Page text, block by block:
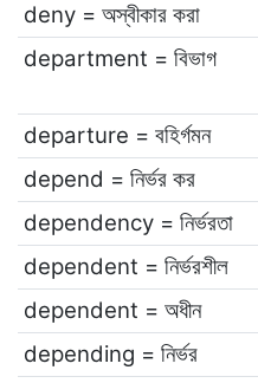
deny = অস্বীকার করা
department = বিভাগ
departure = বহির্গমন
depend = নির্ভর কর
dependency = নির্ভরতা
dependent = নির্ভরশীল
dependent = অধীন
depending = নির্ভর